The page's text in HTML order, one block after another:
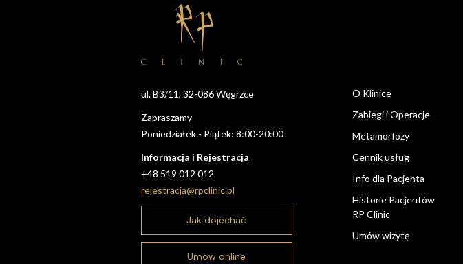
ul. B3/11, 32-086 Węgrzce
Zapraszamy
Poniedziałek - Piątek: 8:00-20:00
Informacja i Rejestracja
+48 519 012 012
rejestracja@rpclinic.pl
Jak dojechać
Umów online
O Klinice
Zabiegi i Operacje
Metamorfozy
Cennik usług
Info dla Pacjenta
Historie Pacjentów
RP Clinic
Umów wizytę